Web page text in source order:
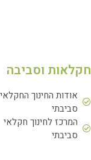
חקלאות וסביבה
אודות החינוך החקלאי
סביבתי
המרכז לחינוך חקלאי
סביבתי